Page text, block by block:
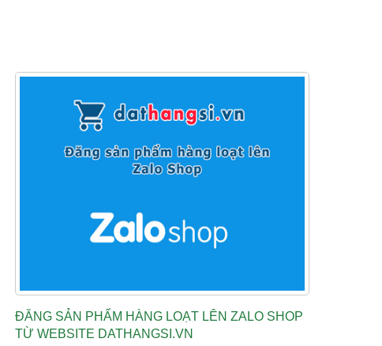
ĐĂNG SẢN PHẨM HÀNG LOẠT LÊN ZALO SHOP
TỪ WEBSITE DATHANGSI.VN